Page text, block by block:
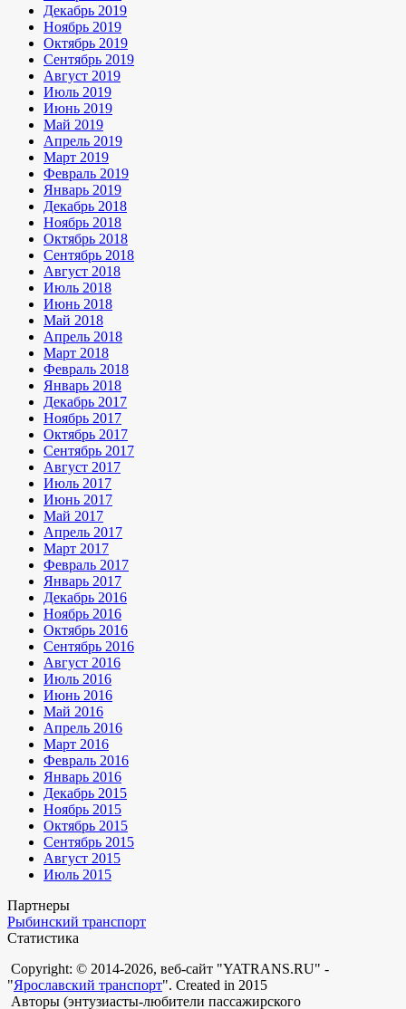
Декабрь 2019
Ноябрь 2019
Октябрь 2019
Сентябрь 2019
Август 2019
Июль 2019
Июнь 2019
Май 2019
Апрель 2019
Март 2019
Февраль 2019
Январь 2019
Декабрь 2018
Ноябрь 2018
Октябрь 2018
Сентябрь 2018
Август 2018
Июль 2018
Июнь 2018
Май 2018
Апрель 2018
Март 2018
Февраль 2018
Январь 2018
Декабрь 2017
Ноябрь 2017
Октябрь 2017
Сентябрь 2017
Август 2017
Июль 2017
Июнь 2017
Май 2017
Апрель 2017
Март 2017
Февраль 2017
Январь 2017
Декабрь 2016
Ноябрь 2016
Октябрь 2016
Сентябрь 2016
Август 2016
Июль 2016
Июнь 2016
Май 2016
Апрель 2016
Март 2016
Февраль 2016
Январь 2016
Декабрь 2015
Ноябрь 2015
Октябрь 2015
Сентябрь 2015
Август 2015
Июль 2015
Партнеры
Рыбинский транспорт
Статистика
Copyright: © 2014-2026, веб-сайт "YATRANS.RU" -
"Ярославский транспорт". Created in 2015
Авторы (энтузиасты-любители пассажирского